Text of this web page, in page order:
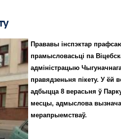
Прававы інспэктар
прамысловасьці па
адміністрацыю
правядзеньня пікету. У ёй
адбыцца 8 верасьня ў
месцы, адмыслова
мерапрыемстваў.